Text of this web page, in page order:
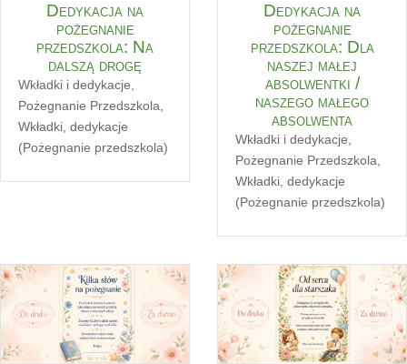
Dedykacja na
pożegnanie
przedszkola: Na
dalszą drogę
Wkładki i dedykacje,
Pożegnanie Przedszkola,
Wkładki, dedykacje
(Pożegnanie przedszkola)
Dedykacja na
pożegnanie
przedszkola: Dla
naszej małej
absolwentki /
naszego małego
absolwenta
Wkładki i dedykacje,
Pożegnanie Przedszkola,
Wkładki, dedykacje
(Pożegnanie przedszkola)